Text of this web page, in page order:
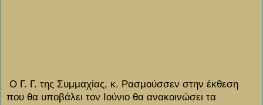
Ο Γ. Γ. της Συμμαχίας, κ. Ρασμούσσεν στην έκθεση
που θα υποβάλει τον Ιούνιο θα ανακοινώσει τα